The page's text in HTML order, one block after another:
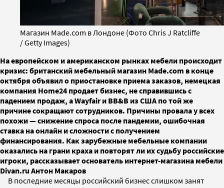
Магазин Made.com в Лондоне (Фото Chris J Ratcliffe
/ Getty Images)
На европейском и американском рынках мебели происходит
кризис: британский мебельный магазин Made.com в конце
октября объявил о приостановке приема заказов, немецкая
компания Home24 продает бизнес, не справившись с
падением продаж, а Wayfair и BB&B из США по той же
причине сокращают сотрудников. Причины провала у всех
похожи — снижение спроса после пандемии, ошибочная
ставка на онлайн и сложности с получением
финансирования. Как зарубежные мебельные компании
оказались на грани краха и повторят ли их судьбу российские
игроки, рассказывает основатель интернет-магазина мебели
Divan.ru Антон Макаров
В последние месяцы российский бизнес слишком занят